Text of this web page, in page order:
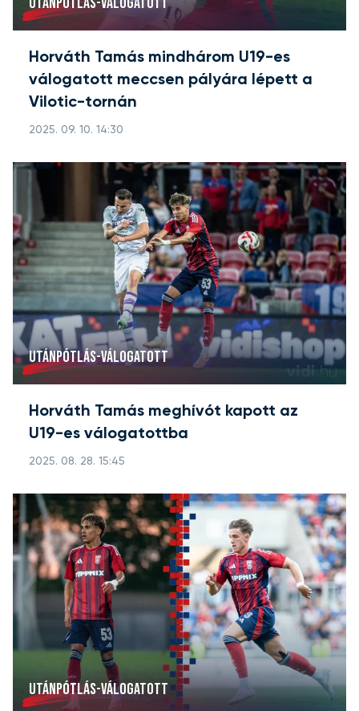
Horváth Tamás mindhárom U19-es
válogatott meccsen pályára lépett a
Vilotic-tornán
2025. 09. 10. 14:30
UTÁNPÓTLÁS-VÁLOGATOTT
Horváth Tamás meghívót kapott az
U19-es válogatottba
2025. 08. 28. 15:45
UTÁNPÓTLÁS-VÁLOGATOTT